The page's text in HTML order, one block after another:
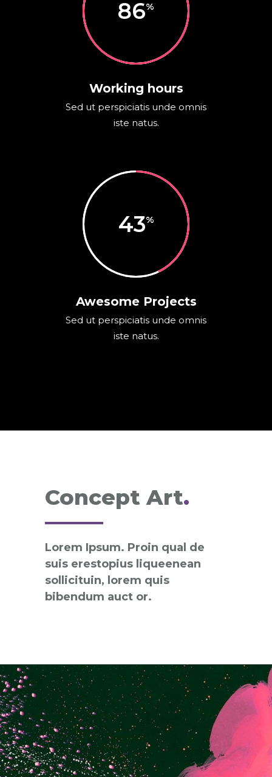
86
Working hours
Sed ut perspiciatis unde omnis
iste natus.
43
Awesome Projects
Sed ut perspiciatis unde omnis
iste natus.
Concept Art.
Lorem Ipsum. Proin qual de
suis erestopius liqueenean
sollicituin, lorem quis
bibendum auct or.